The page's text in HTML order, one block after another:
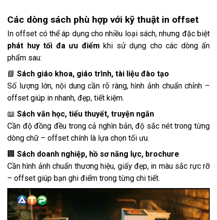
Các dòng sách phù hợp với kỹ thuật in offset
In offset có thể áp dụng cho nhiều loại sách, nhưng đặc biệt
phát huy tối đa ưu điểm khi sử dụng cho các dòng ấn
phẩm sau:
📘 Sách giáo khoa, giáo trình, tài liệu đào tạo
Số lượng lớn, nội dung cần rõ ràng, hình ảnh chuẩn chỉnh –
offset giúp in nhanh, đẹp, tiết kiệm.
📖 Sách văn học, tiểu thuyết, truyện ngắn
Cần độ đồng đều trong cả nghìn bản, độ sắc nét trong từng
dòng chữ – offset chính là lựa chọn tối ưu.
🏢 Sách doanh nghiệp, hồ sơ năng lực, brochure
Cần hình ảnh chuẩn thương hiệu, giấy đẹp, in màu sắc rực rỡ
– offset giúp bạn ghi điểm trong từng chi tiết.